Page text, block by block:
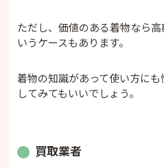
ただし、価値のある着物なら
いうケースもあります。
着物の知識があって使い方に
してみてもいいでしょう。
買取業者